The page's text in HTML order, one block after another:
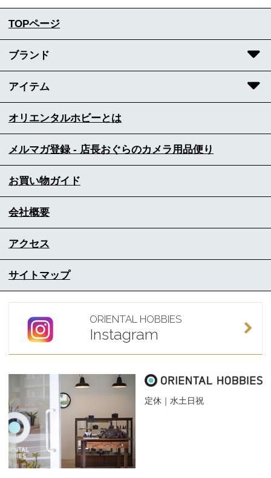
TOPページ
ブランド
アイテム
オリエンタルホビーとは
メルマガ登録 - 店長おぐらのカメラ用品便り
お買い物ガイド
会社概要
アクセス
サイトマップ
ORIENTAL HOBBIES
Instagram
定休｜水土日祝